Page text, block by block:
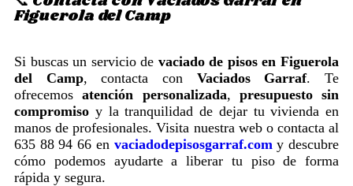
Figuerola del Camp
Si buscas un servicio de vaciado de pisos en Figuerola
del Camp, contacta con Vaciados Garraf. Te
ofrecemosatención personalizada, presupuesto sin
compromiso y la tranquilidad de dejar tu vivienda en
manos de profesionales. Visita nuestra web o contacta al
635 88 94 66 en vaciadodepisosgarraf.com y descubre
cómo podemos ayudarte a liberar tu piso de forma
rápida y segura.